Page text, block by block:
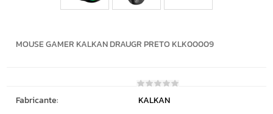
MOUSE GAMER KALKAN DRAUGR PRETO KLK00009
Fabricante: KALKAN